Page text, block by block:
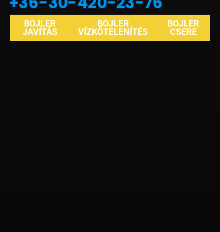
BOJLER
JAVÍTÁS
BOJLER
VÍZKŐTELENÍTÉS
BOJLER
CSERE